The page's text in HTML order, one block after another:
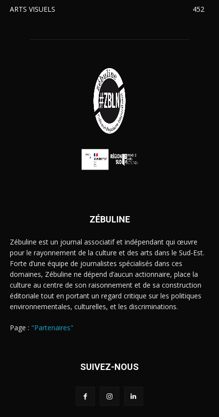
ARTS VISUELS
452
ZÉBULINE
Zébuline est un journal associatif et indépendant qui œuvre
pour le rayonnement de la culture et des arts dans le Sud-Est.
Forte d’une équipe de journalistes spécialisés dans ces
domaines, Zébuline ne dépend d’aucun actionnaire, place la
culture au centre de son raisonnement et de sa construction
éditoriale tout en portant un regard critique sur les politiques
environnementales, culturelles, et les discriminations.
Page : "Partenaires"
SUIVEZ-NOUS